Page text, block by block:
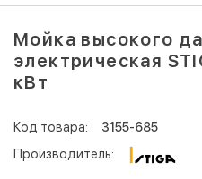
Мойка высокого
электрическая
кВт
Код товара:
3155-685
Производитель: